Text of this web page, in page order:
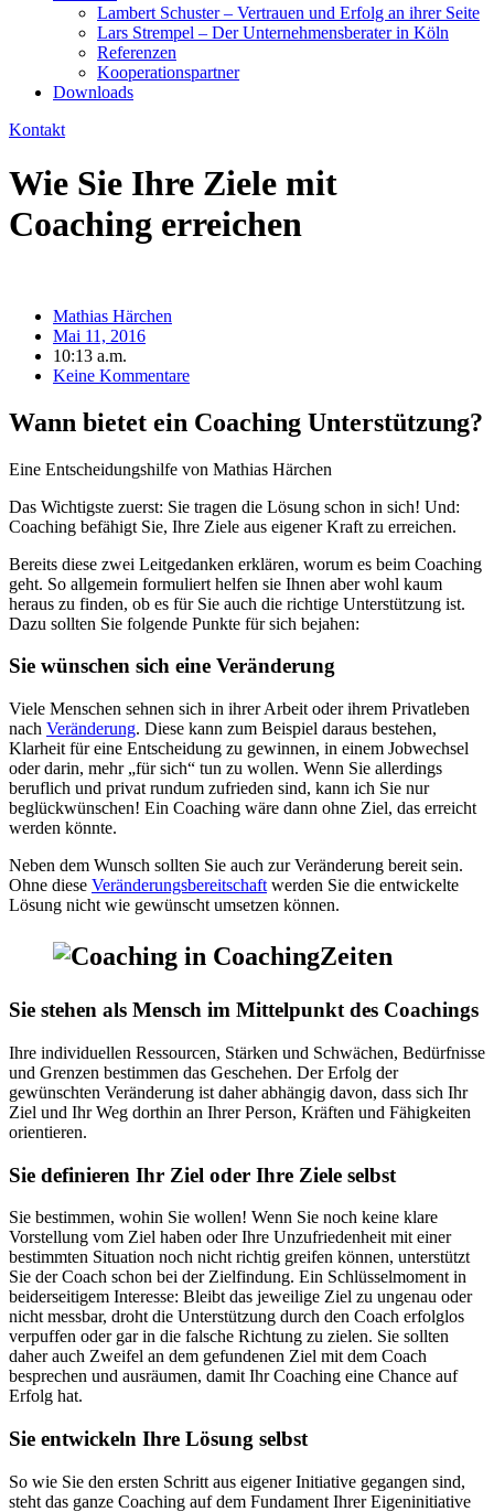
Lambert Schuster – Vertrauen und Erfolg an ihrer Seite
Lars Strempel – Der Unternehmensberater in Köln
Referenzen
Kooperationspartner
Downloads
Kontakt
Wie Sie Ihre Ziele mit
Coaching erreichen
Mathias Härchen
Mai 11, 2016
10:13 a.m.
Keine Kommentare
Wann bietet ein Coaching Unterstützung?
Eine Entscheidungshilfe von Mathias Härchen
Das Wichtigste zuerst: Sie tragen die Lösung schon in sich! Und:
Coaching befähigt Sie, Ihre Ziele aus eigener Kraft zu erreichen.
Bereits diese zwei Leitgedanken erklären, worum es beim Coaching
geht. So allgemein formuliert helfen sie Ihnen aber wohl kaum
heraus zu finden, ob es für Sie auch die richtige Unterstützung ist.
Dazu sollten Sie folgende Punkte für sich bejahen:
Sie wünschen sich eine Veränderung
Viele Menschen sehnen sich in ihrer Arbeit oder ihrem Privatleben
nach Veränderung. Diese kann zum Beispiel daraus bestehen,
Klarheit für eine Entscheidung zu gewinnen, in einem Jobwechsel
oder darin, mehr „für sich“ tun zu wollen. Wenn Sie allerdings
beruflich und privat rundum zufrieden sind, kann ich Sie nur
beglückwünschen! Ein Coaching wäre dann ohne Ziel, das erreicht
werden könnte.
Neben dem Wunsch sollten Sie auch zur Veränderung bereit sein.
Ohne diese Veränderungsbereitschaft werden Sie die entwickelte
Lösung nicht wie gewünscht umsetzen können.
Sie stehen als Mensch im Mittelpunkt des Coachings
Ihre individuellen Ressourcen, Stärken und Schwächen, Bedürfnisse
und Grenzen bestimmen das Geschehen. Der Erfolg der
gewünschten Veränderung ist daher abhängig davon, dass sich Ihr
Ziel und Ihr Weg dorthin an Ihrer Person, Kräften und Fähigkeiten
orientieren.
Sie definieren Ihr Ziel oder Ihre Ziele selbst
Sie bestimmen, wohin Sie wollen! Wenn Sie noch keine klare
Vorstellung vom Ziel haben oder Ihre Unzufriedenheit mit einer
bestimmten Situation noch nicht richtig greifen können, unterstützt
Sie der Coach schon bei der Zielfindung. Ein Schlüsselmoment in
beiderseitigem Interesse: Bleibt das jeweilige Ziel zu ungenau oder
nicht messbar, droht die Unterstützung durch den Coach erfolglos
verpuffen oder gar in die falsche Richtung zu zielen. Sie sollten
daher auch Zweifel an dem gefundenen Ziel mit dem Coach
besprechen und ausräumen, damit Ihr Coaching eine Chance auf
Erfolg hat.
Sie entwickeln Ihre Lösung selbst
So wie Sie den ersten Schritt aus eigener Initiative gegangen sind,
steht das ganze Coaching auf dem Fundament Ihrer Eigeninitiative